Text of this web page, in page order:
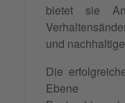
bietet sie
und
Die
Ebene